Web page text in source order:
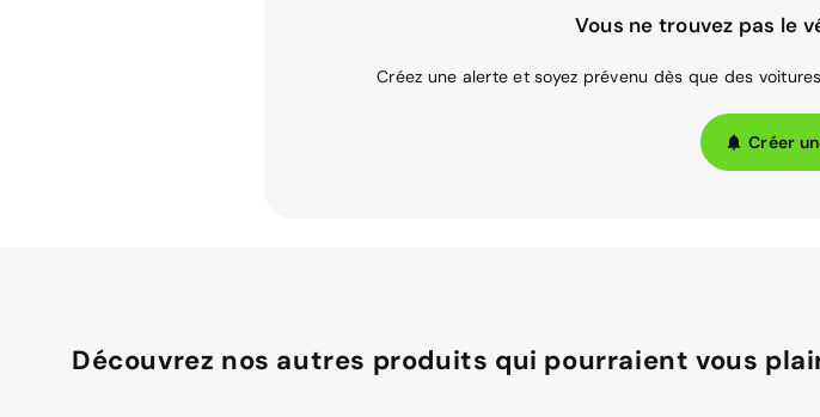
Vous ne trouvez pas le
Créez une alerte et soyez prévenu dès que des
Créer
Découvrez nos autres produits qui pourraient vous